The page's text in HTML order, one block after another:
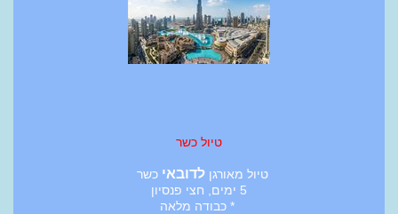
טיול כשר
טיול מאורגן לדובאי כשר
5 ימים, חצי פנסיון
* כבודה מלאה